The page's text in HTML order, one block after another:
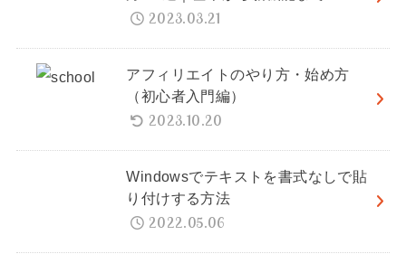
2023.03.21
アフィリエイトのやり方・始め方
（初心者入門編）
2023.10.20
Windowsでテキストを書式なしで貼
り付けする方法
2022.05.06